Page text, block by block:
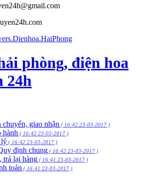
phòng, điện hoa
24h
chuyển, giao nhận ( 16:42 23-03-2017 )
hành ( 16:42 23-03-2017 )
lý ( 16:42 23-03-2017 )
định chung ( 16:42 23-03-2017 )
trả lại hàng ( 16:41 23-03-2017 )
toán ( 16:41 23-03-2017 )